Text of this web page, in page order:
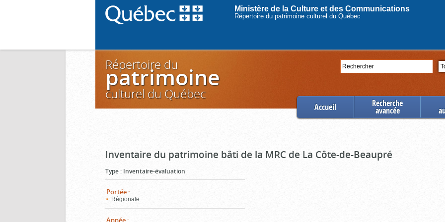
Ministère de la Culture et des Communications
Répertoire du patrimoine culturel du Québec
Rechercher
Répertoire du
patrimoine
culturel du Québec
Accueil Recherche
avancée
Inventaire du patrimoine bâti de la MRC de La Côte-de-Beaupré
Type : Inventaire-évaluation
Portée :
Régionale